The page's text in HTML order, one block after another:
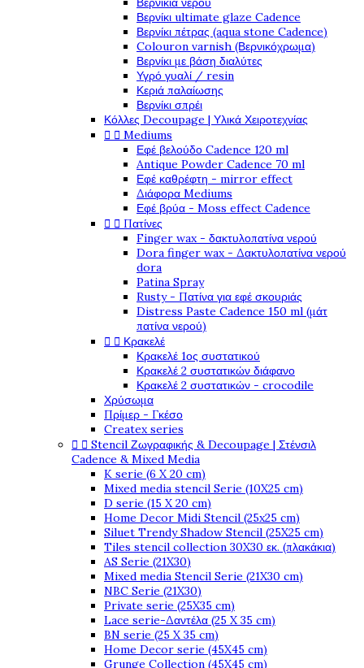
Βερνίκι ultimate glaze Cadence
Βερνίκι πέτρας (aqua stone Cadence)
Colouron varnish (Βερνικόχρωμα)
Βερνίκι με βάση διαλύτες
Υγρό γυαλί / resin
Κεριά παλαίωσης
Βερνίκι σπρέι
Κόλλες Decoupage | Υλικά Χειροτεχνίας
  Mediums
Εφέ βελούδο Cadence 120 ml
Antique Powder Cadence 70 ml
Εφέ καθρέφτη - mirror effect
Διάφορα Mediums
Εφέ βρύα - Moss effect Cadence
  Πατίνες
Finger wax - δακτυλοπατίνα νερού
Dora finger wax - Δακτυλοπατίνα νερού
dora
Patina Spray
Rusty - Πατίνα για εφέ σκουριάς
Distress Paste Cadence 150 ml (μάτ
πατίνα νερού)
  Κρακελέ
Κρακελέ 1ος συστατικού
Κρακελέ 2 συστατικών διάφανο
Κρακελέ 2 συστατικών - crocodile
Χρύσωμα
Πρίμερ - Γκέσο
Createx series
  Stencil Ζωγραφικής & Decoupage | Στένσιλ
Cadence & Mixed Media
K serie (6 X 20 cm)
Mixed media stencil Serie (10X25 cm)
D serie (15 X 20 cm)
Home Decor Midi Stencil (25x25 cm)
Siluet Trendy Shadow Stencil (25X25 cm)
Tiles stencil collection 30X30 εκ. (πλακάκια)
AS Serie (21X30)
Mixed media Stencil Serie (21X30 cm)
NBC Serie (21X30)
Private serie (25X35 cm)
Lace serie-Δαντέλα (25 X 35 cm)
BN serie (25 X 35 cm)
Home Decor serie (45X45 cm)
Grunge Collection (45X45 cm)